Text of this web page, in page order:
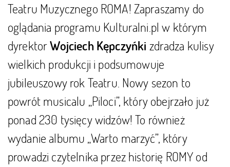
Teatru Muzycznego ROMA! Zapraszamy do
oglądania programu Kulturalni.pl w którym
dyrektorWojciech Kępczyńki zdradza kulisy
wielkich produkcji i podsumowuje
jubileuszowy rok Teatru. Nowy sezon to
powrót musicalu „Piloci”, który obejrzało już
ponad 230 tysięcy widzów! To również
wydanie albumu „Warto marzyć”, który
prowadzi czytelnika przez historię ROMY od